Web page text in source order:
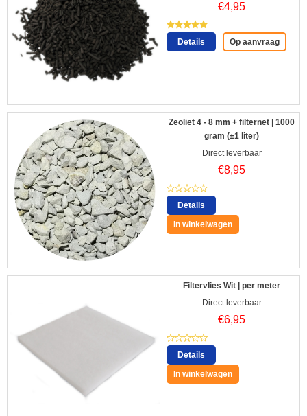
€4,95
Details Op aanvraag
Zeoliet 4 - 8 mm + filternet | 1000
gram (±1 liter)
Direct leverbaar
€8,95
Details
In winkelwagen
Filtervlies Wit | per meter
Direct leverbaar
€6,95
Details
In winkelwagen